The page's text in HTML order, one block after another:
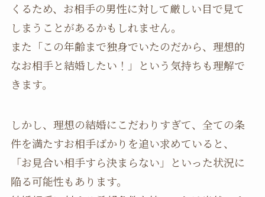
くるため、お相手の男性に対して厳しい目で見て
しまうことがあるかもしれません。
また「この年齢まで独身でいたのだから、理想的
なお相手と結婚したい！」という気持ちも理解で
きます。
しかし、理想の結婚にこだわりすぎて、全ての条
件を満たすお相手ばかりを追い求めていると、
「お見合い相手すら決まらない」といった状況に
陥る可能性もあります。